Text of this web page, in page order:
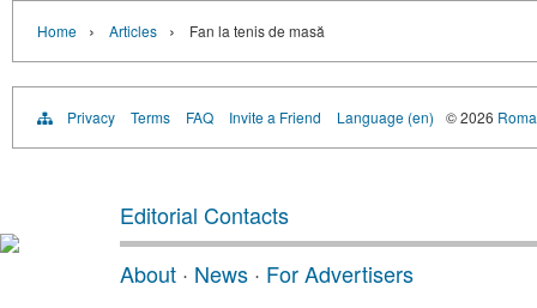
Home › Articles › Fan la tenis de masă
Privacy Terms FAQ Invite a Friend Language (en) © 2026
Editorial Contacts
About · News · For Advertisers